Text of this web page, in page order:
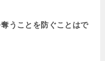
うことを防ぐことはで